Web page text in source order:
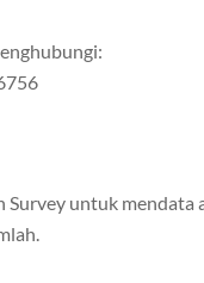
Survey untuk mendata